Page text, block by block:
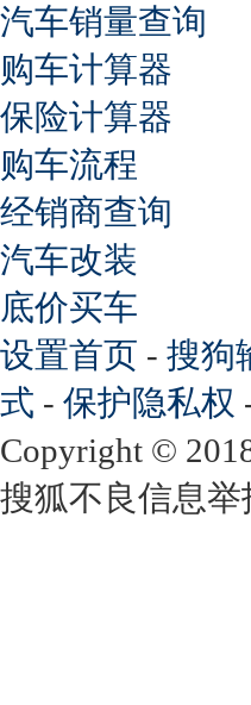
汽车销量查询
购车计算器
保险计算器
购车流程
经销商查询
汽车改装
底价买车
设置首页 - 搜狗
式 - 保护隐私权
Copyright ©
搜狐不良信息举